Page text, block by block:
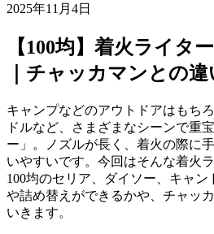
2025年11月4日
【100均】着火ライタ
｜チャッカマンとの
キャンプなどのアウトドアはもち
ドルなど、さまざまなシーンで重
ー」。ノズルが長く、着火の際に
いやすいです。今回はそんな着火
100均のセリア、ダイソー、キャ
や詰め替えができるかや、チャッ
いきます。